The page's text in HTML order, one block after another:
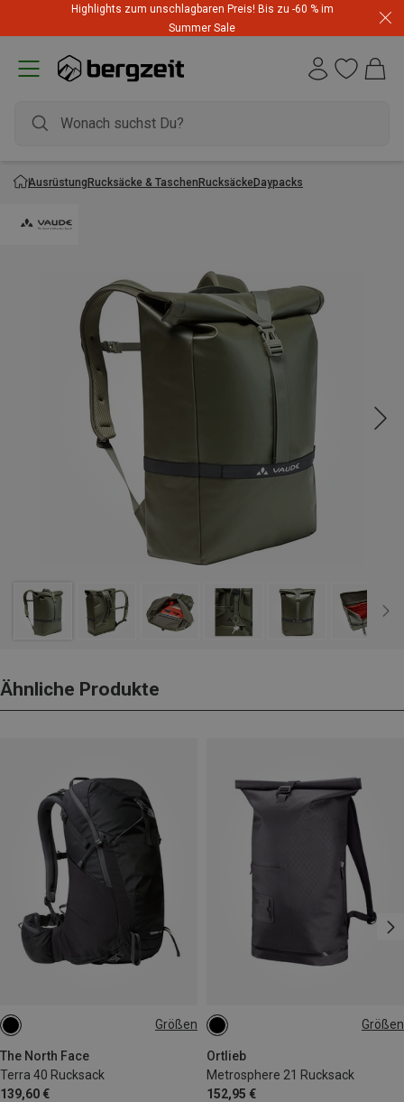
Highlights zum unschlagbaren Preis! Bis zu -60 % im
Summer Sale
AusrüstungRucksäcke & TaschenRucksäckeDaypacks
Ähnliche Produkte
Größen
The North Face
Terra 40 Rucksack
139,60 €
40L | L-XL Größen
Ortlieb
Metrosphere 21 Rucksack
152,95 €
21L